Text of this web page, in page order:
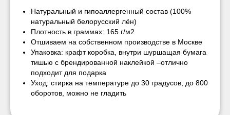
Натуральный и гипоаллергенный состав (100%
натуральный белорусский лён)
Плотность в граммах: 165 г/м2
Отшиваем на собственном производстве в Москве
Упаковка: крафт коробка, внутри шуршащая бумага
тишью с брендированной наклейкой –отлично
подходит для подарка
Уход: стирка на температуре до 30 градусов, до 800
оборотов, можно не гладить